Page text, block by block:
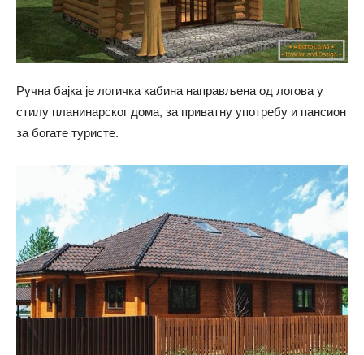
Ручна бајка је логичка кабина направљена од логова у
стилу планинарског дома, за приватну употребу и пансион
за богате туристе.